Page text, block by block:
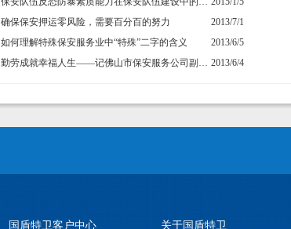
确保保安押运零风险，需要百分百的努力
2013/7/1
如何理解特殊保安服务业中“特殊”二字的含义
2013/6/5
勤劳成就幸福人生——记佛山市保安服务公司副总经理马婷婷 2013/6/4
国盾特卫客户中心 关于国盾特卫